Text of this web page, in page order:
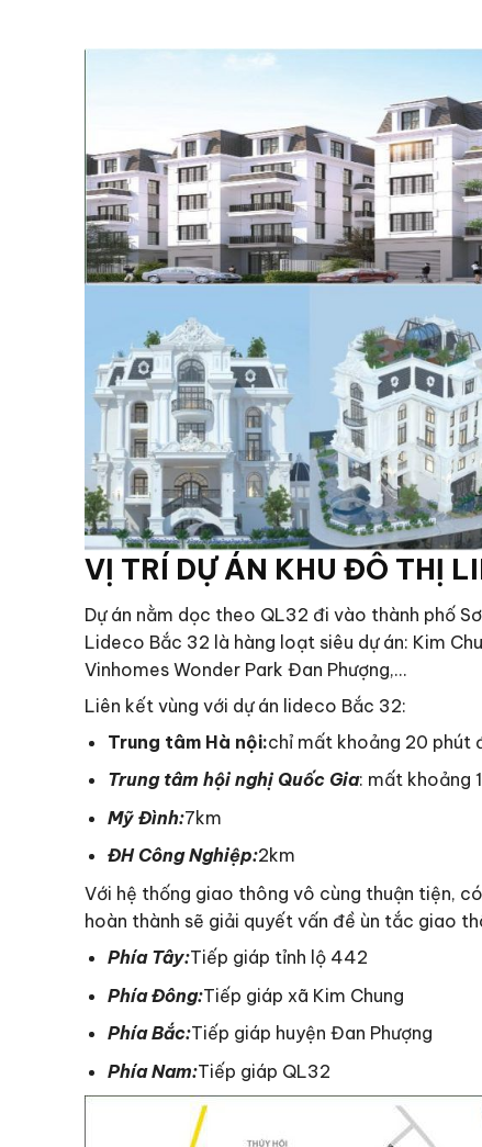
VỊ TRÍ DỰ ÁN KHU ĐÔ THỊ
Dự án nằm dọc theo QL32 đi vào thành phố
Lideco Bắc 32 là hàng loạt siêu dự án: Kim
Vinhomes Wonder Park Đan Phượng,…
Liên kết vùng với dự án lideco Bắc 32:
Trung tâm Hà nội:chỉ mất khoảng 20 phút
Trung tâm hội nghị Quốc Gia: mất khoảng
Mỹ Đình:7km
ĐH Công Nghiệp:2km
Với hệ thống giao thông vô cùng thuận tiện,
hoàn thành sẽ giải quyết vấn đề ùn tắc giao
Phía Tây:Tiếp giáp tỉnh lộ 442
Phía Đông:Tiếp giáp xã Kim Chung
Phía Bắc:Tiếp giáp huyện Đan Phượng
Phía Nam:Tiếp giáp QL32